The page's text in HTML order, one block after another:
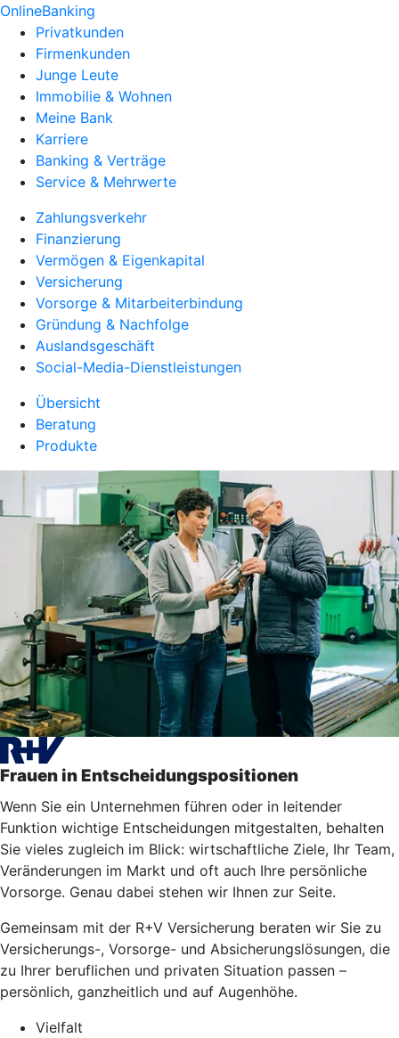
OnlineBanking
Privatkunden
Firmenkunden
Junge Leute
Immobilie & Wohnen
Meine Bank
Karriere
Banking & Verträge
Service & Mehrwerte
Zahlungsverkehr
Finanzierung
Vermögen & Eigenkapital
Versicherung
Vorsorge & Mitarbeiterbindung
Gründung & Nachfolge
Auslandsgeschäft
Social-Media-Dienstleistungen
Übersicht
Beratung
Produkte
Frauen in Entscheidungspositionen
Wenn Sie ein Unternehmen führen oder in leitender
Funktion wichtige Entscheidungen mitgestalten, behalten
Sie vieles zugleich im Blick: wirtschaftliche Ziele, Ihr Team,
Veränderungen im Markt und oft auch Ihre persönliche
Vorsorge. Genau dabei stehen wir Ihnen zur Seite.
Gemeinsam mit der R+V Versicherung beraten wir Sie zu
Versicherungs-, Vorsorge- und Absicherungslösungen, die
zu Ihrer beruflichen und privaten Situation passen –
persönlich, ganzheitlich und auf Augenhöhe.
Vielfalt